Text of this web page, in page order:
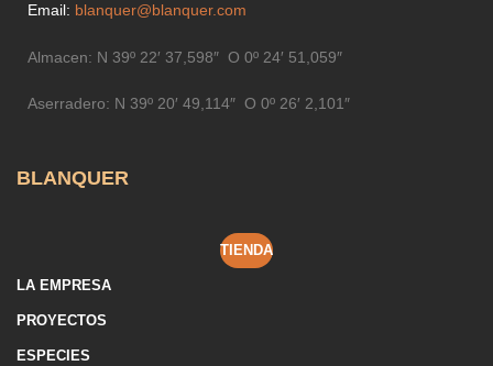
Email: blanquer@blanquer.com
Almacen: N 39º 22′ 37,598″ O 0º 24′ 51,059″
Aserradero: N 39º 20′ 49,114″ O 0º 26′ 2,101″
BLANQUER
TIENDA
LA EMPRESA
PROYECTOS
ESPECIES